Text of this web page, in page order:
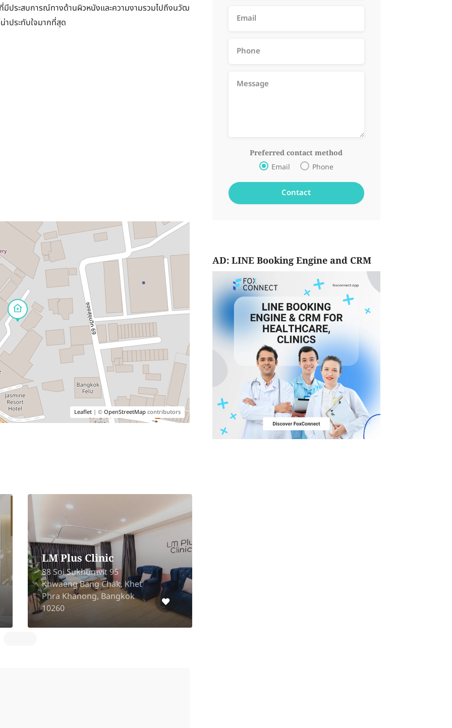
ประสบการณ์ทางด้านผิวหนังและความงามรวมไปถึงนวัฒ
าประทับใจมากที่สุด
Leaflet| ©OpenStreetMapcontributors
building,
Rd. Huai
Khwang
MediLuxe Clinic
Ten Thonglor Buliding
Room, 2nd Floor, (Above
Terra Club), Thong Lo,
Khlong Tan Nuea,
Watthana, Bangkok 10110
Preferred contact method
Email Phone
AD: LINE Booking Engine and CRM